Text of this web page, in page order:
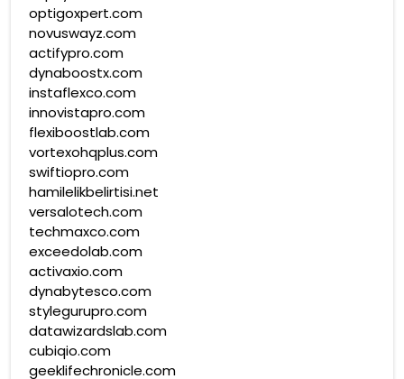
optigoxpert.com
novuswayz.com
actifypro.com
dynaboostx.com
instaflexco.com
innovistapro.com
flexiboostlab.com
vortexohqplus.com
swiftiopro.com
hamilelikbelirtisi.net
versalotech.com
techmaxco.com
exceedolab.com
activaxio.com
dynabytesco.com
stylegurupro.com
datawizardslab.com
cubiqio.com
geeklifechronicle.com